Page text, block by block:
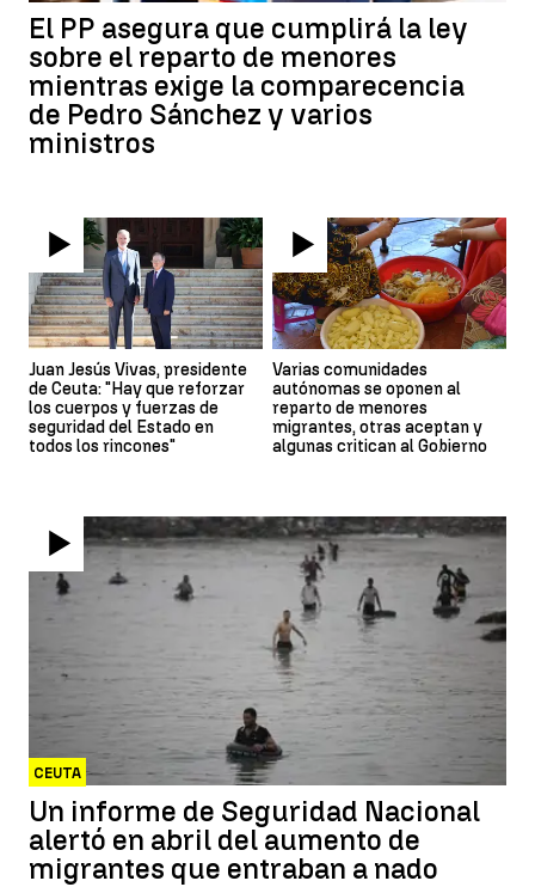
El PP asegura que cumplirá la ley
sobre el reparto de menores
mientras exige la comparecencia
de Pedro Sánchez y varios
ministros
Juan Jesús Vivas, presidente
de Ceuta: "Hay que reforzar
los cuerpos y fuerzas de
seguridad del Estado en
todos los rincones"
Varias comunidades
autónomas se oponen al
reparto de menores
migrantes, otras aceptan y
algunas critican al Gobierno
CEUTA
Un informe de Seguridad Nacional
alertó en abril del aumento de
migrantes que entraban a nado